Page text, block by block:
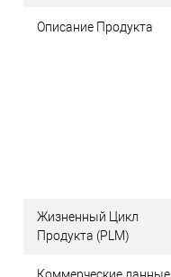
Описание Продукта
Жизненный Цикл
Продукта (PLM)